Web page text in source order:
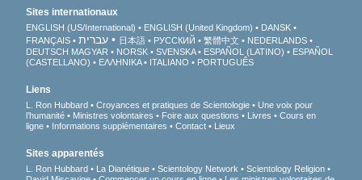
Sites internationaux
ENGLISH (US/International) ENGLISH (United Kingdom)
DANSK
FRANÇAIS
עברית 日本語 РУССКИЙ 繁體中文
NEDERLANDS
DEUTSCH MAGYAR NORSK SVENSKA ESPAÑOL (LATINO)
ESPAÑOL
(CASTELLANO)
ΕΛΛΗΝΙΚA ITALIANO PORTUGUÊS
Liens
L. Ron Hubbard Croyances et pratiques de Scientologie
Une voix pour
l’humanité
Ministres volontaires Foire aux questions Livres
Cours en
ligne
Informations supplémentaires Contact Lieux
Sites apparentés
L. Ron Hubbard La Dianétique Scientology Network
Scientology Religion